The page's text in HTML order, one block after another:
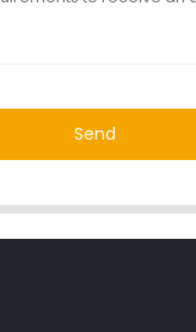
Send